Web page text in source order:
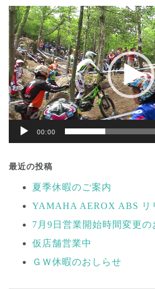
動
画
プ
レ
ー
ヤ
ー
00:00
稿
ナ
ゲ
ー
シ
ン
最近の投稿
夏季休暇のご案内
YAMAHA AEROX ABS リ
7月9日営業開始時間変更の
仮店舗営業中
ＧＷ休暇のおしらせ